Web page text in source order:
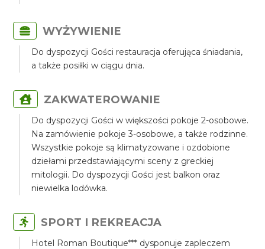
WYŻYWIENIE
Do dyspozycji Gości restauracja oferująca śniadania,
a także posiłki w ciągu dnia.
ZAKWATEROWANIE
Do dyspozycji Gości w większości pokoje 2-osobowe.
Na zamówienie pokoje 3-osobowe, a także rodzinne.
Wszystkie pokoje są klimatyzowane i ozdobione
dziełami przedstawiającymi sceny z greckiej
mitologii. Do dyspozycji Gości jest balkon oraz
niewielka lodówka.
SPORT I REKREACJA
Hotel Roman Boutique*** dysponuje zapleczem